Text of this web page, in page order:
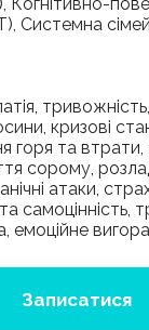
Системна
кризові
горя та втрати,
сорому,
атаки,
самоцінність,
емоційне
Записатися